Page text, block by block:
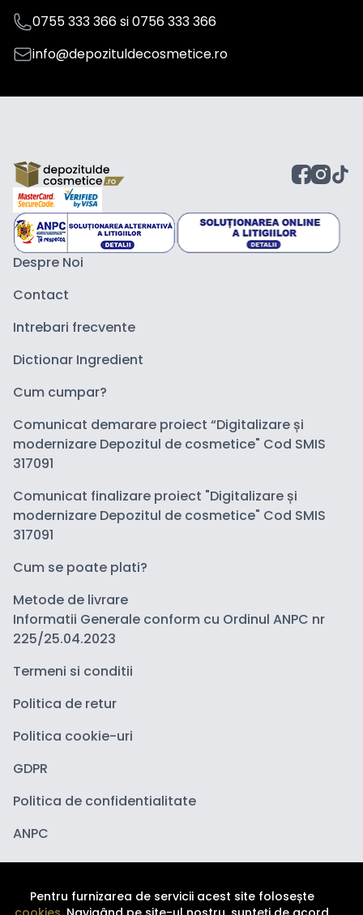
0755 333 366si0756 333 366
info@depozituldecosmetice.ro
Despre Noi
Contact
Intrebari frecvente
Dictionar Ingredient
Cum cumpar?
Comunicat demarare proiect “Digitalizare și
modernizare Depozitul de cosmetice" Cod SMIS
317091
Comunicat finalizare proiect "Digitalizare și
modernizare Depozitul de cosmetice" Cod SMIS
317091
Cum se poate plati?
Metode de livrare
Informatii Generale conform cu Ordinul ANPC nr
225/25.04.2023
Termeni si conditii
Politica de retur
Politica cookie-uri
GDPR
Politica de confidentialitate
ANPC
Pentru furnizarea de servicii acest site folosește